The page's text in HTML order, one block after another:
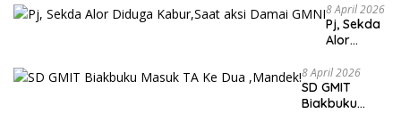
8 April 2026
Pj, Sekda
Alor
Kabur,Sa
at aksi
Damai
8 April 2026
SD GMIT
Biakbuku